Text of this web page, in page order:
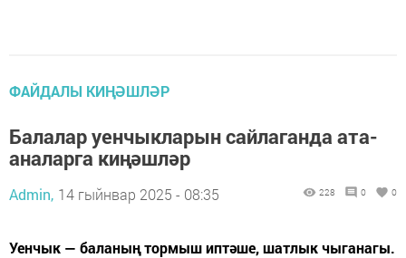
ФАЙДАЛЫ КИҢӘШЛӘР
Балалар уенчыкларын сайлаганда ата-
аналарга киңәшләр
Admin, 14 гыйнвар 2025 - 08:35 228 0 0
Уенчык — баланың тормыш иптәше, шатлык чыганагы.